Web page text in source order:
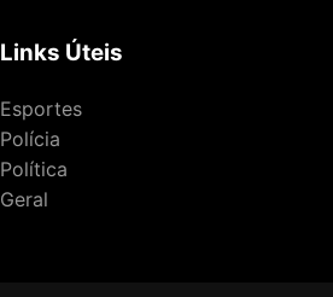
Links Úteis
Esportes
Polícia
Política
Geral